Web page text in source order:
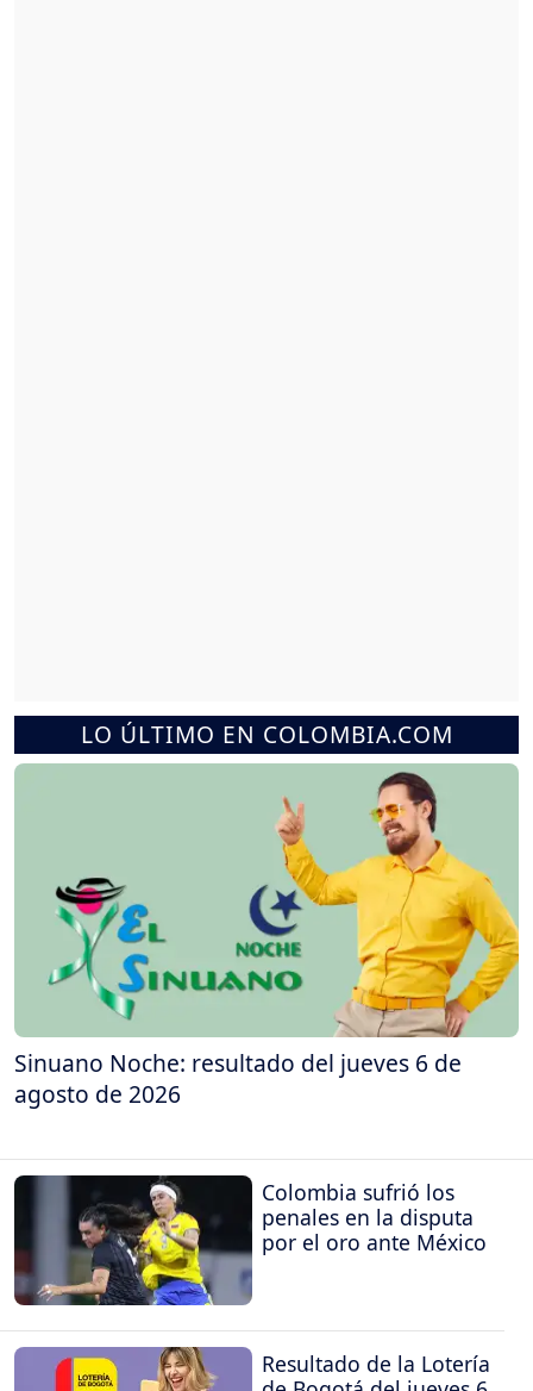
LO ÚLTIMO EN COLOMBIA.COM
Sinuano Noche: resultado del jueves 6 de
agosto de 2026
Colombia sufrió los
penales en la disputa
por el oro ante México
Resultado de la Lotería